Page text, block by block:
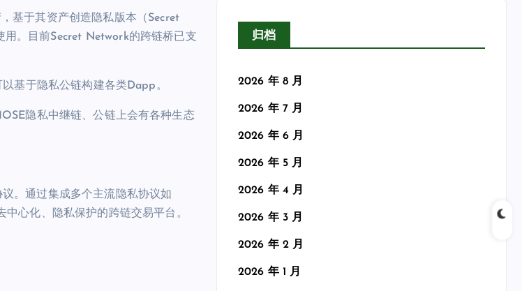
基于其资产创造隐私版本（Secret
用。目前Secret Network的跨链桥已支
基于隐私公链构建各类Dapp。
隐私中继链、公链上会有各种生态
。通过集成多个主流隐私协议如
心化、隐私保护的跨链交易平台。
归档
2026 年 8 月
2026 年 7 月
2026 年 6 月
2026 年 5 月
2026 年 4 月
2026 年 3 月
2026 年 2 月
2026 年 1 月